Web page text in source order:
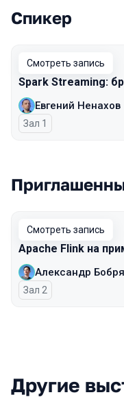
Выступления
Спикер
Смотреть запись
Spark Streaming:
Евгений Ненахов
Зал 1
Смотреть запись
Apache Flink на
Александр
Зал 2
Другие